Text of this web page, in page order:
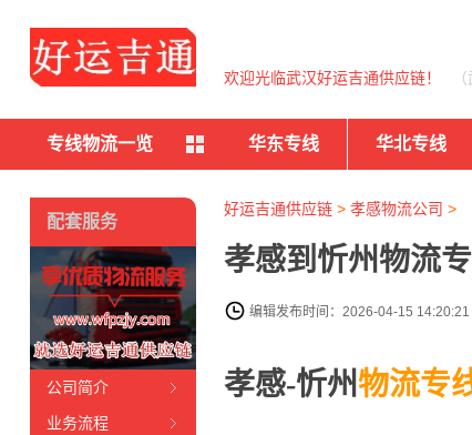
欢迎光临武汉好运吉通供应链！
专线物流一览 华东专线 华北专线
好运吉通供应链> 孝感物流公司 >
孝感到忻州物流
编辑发布时间：2026-04-15 14:20:21
孝感-忻州物流专
配套服务
公司简介
业务流程